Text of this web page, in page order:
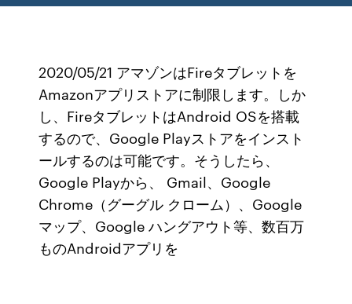
2020/05/21 アマゾンはFireタブレットを
Amazonアプリストアに制限します。しか
し、FireタブレットはAndroid OSを搭載
するので、Google Playストアをインスト
ールするのは可能です。そうしたら、
Google Playから、 Gmail、Google
Chrome（グーグル クローム）、Google
マップ、Google ハングアウト等、数百万
ものAndroidアプリを